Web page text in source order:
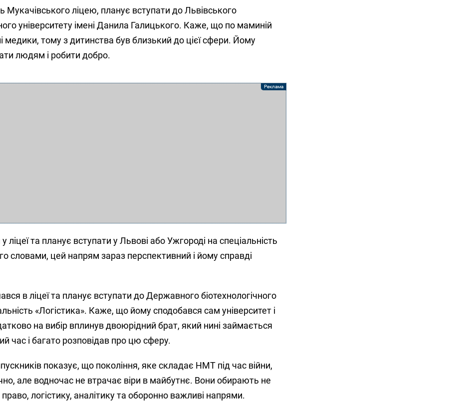
Мукачівського ліцею, планує вступати до Львівського
університету імені Данила Галицького. Каже, що по маминій
медики, тому з дитинства був близький до цієї сфери. Йому
людям і робити добро.
ліцеї та планує вступати у Львові або Ужгороді на спеціальність
словами, цей напрям зараз перспективний і йому справді
в ліцеї та планує вступати до Державного біотехнологічного
«Логістика». Каже, що йому сподобався сам університет і
на вибір вплинув двоюрідний брат, який нині займається
час і багато розповідав про цю сферу.
показує, що покоління, яке складає НМТ під час війни,
але водночас не втрачає віри в майбутнє. Вони обирають не
логістику, аналітику та оборонно важливі напрями.